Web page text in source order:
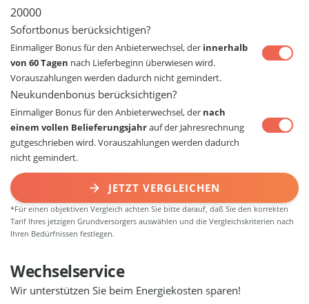
Sofortbonus berücksichtigen?
Einmaliger Bonus für den Anbieterwechsel, der innerhalb
von 60 Tagen nach Lieferbeginn überwiesen wird.
Vorauszahlungen werden dadurch nicht gemindert.
Neukundenbonus berücksichtigen?
Einmaliger Bonus für den Anbieterwechsel, der nach
einem vollen Belieferungsjahrauf der Jahresrechnung
gutgeschrieben wird. Vorauszahlungen werden dadurch
nicht gemindert.
JETZT VERGLEICHEN
*Für einen objektiven Vergleich achten Sie bitte darauf, daß Sie den korrekten
Tarif Ihres jetzigen Grundversorgers auswählen und die Vergleichskriterien nach
Ihren Bedürfnissen festlegen.
Wechselservice
Wir unterstützen Sie beim Energiekosten sparen!